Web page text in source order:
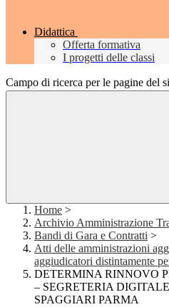
Didattica
Offerta formativa
I progetti delle classi
Campo di ricerca per le pagine del
Home >
Archivio Amministrazione
Bandi di Gara e Contratti >
Atti delle amministrazioni
aggiudicatori distintamente
DETERMINA RINNOVO
– SEGRETERIA
SPAGGIARI PARMA